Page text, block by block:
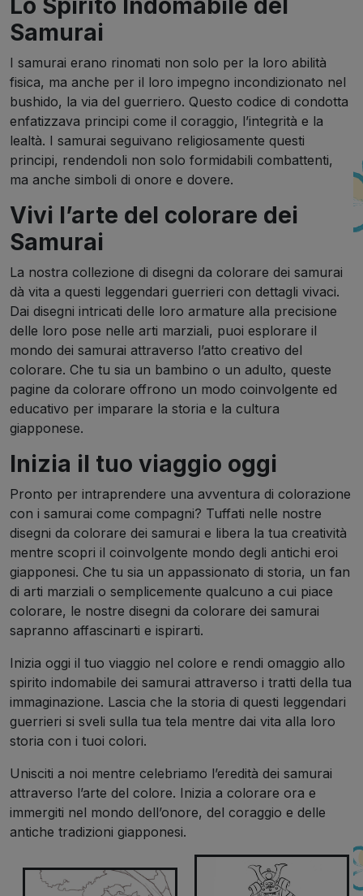
Lo Spirito Indomabile del
Samurai
I samurai erano rinomati non solo per la loro abilità
fisica, ma anche per il loro impegno incondizionato nel
bushido, la via del guerriero. Questo codice di condotta
enfatizzava principi come il coraggio, l’integrità e la
lealtà. I samurai seguivano religiosamente questi
principi, rendendoli non solo formidabili combattenti,
ma anche simboli di onore e dovere.
Vivi l’arte del colorare dei
Samurai
La nostra collezione di disegni da colorare dei samurai
dà vita a questi leggendari guerrieri con dettagli vivaci.
Dai disegni intricati delle loro armature alla precisione
delle loro pose nelle arti marziali, puoi esplorare il
mondo dei samurai attraverso l’atto creativo del
colorare. Che tu sia un bambino o un adulto, queste
pagine da colorare offrono un modo coinvolgente ed
educativo per imparare la storia e la cultura
giapponese.
Inizia il tuo viaggio oggi
Pronto per intraprendere una avventura di colorazione
con i samurai come compagni? Tuffati nelle nostre
disegni da colorare dei samurai e libera la tua creatività
mentre scopri il coinvolgente mondo degli antichi eroi
giapponesi. Che tu sia un appassionato di storia, un fan
di arti marziali o semplicemente qualcuno a cui piace
colorare, le nostre disegni da colorare dei samurai
sapranno affascinarti e ispirarti.
Inizia oggi il tuo viaggio nel colore e rendi omaggio allo
spirito indomabile dei samurai attraverso i tratti della tua
immaginazione. Lascia che la storia di questi leggendari
guerrieri si sveli sulla tua tela mentre dai vita alla loro
storia con i tuoi colori.
Unisciti a noi mentre celebriamo l’eredità dei samurai
attraverso l’arte del colore. Inizia a colorare ora e
immergiti nel mondo dell’onore, del coraggio e delle
antiche tradizioni giapponesi.